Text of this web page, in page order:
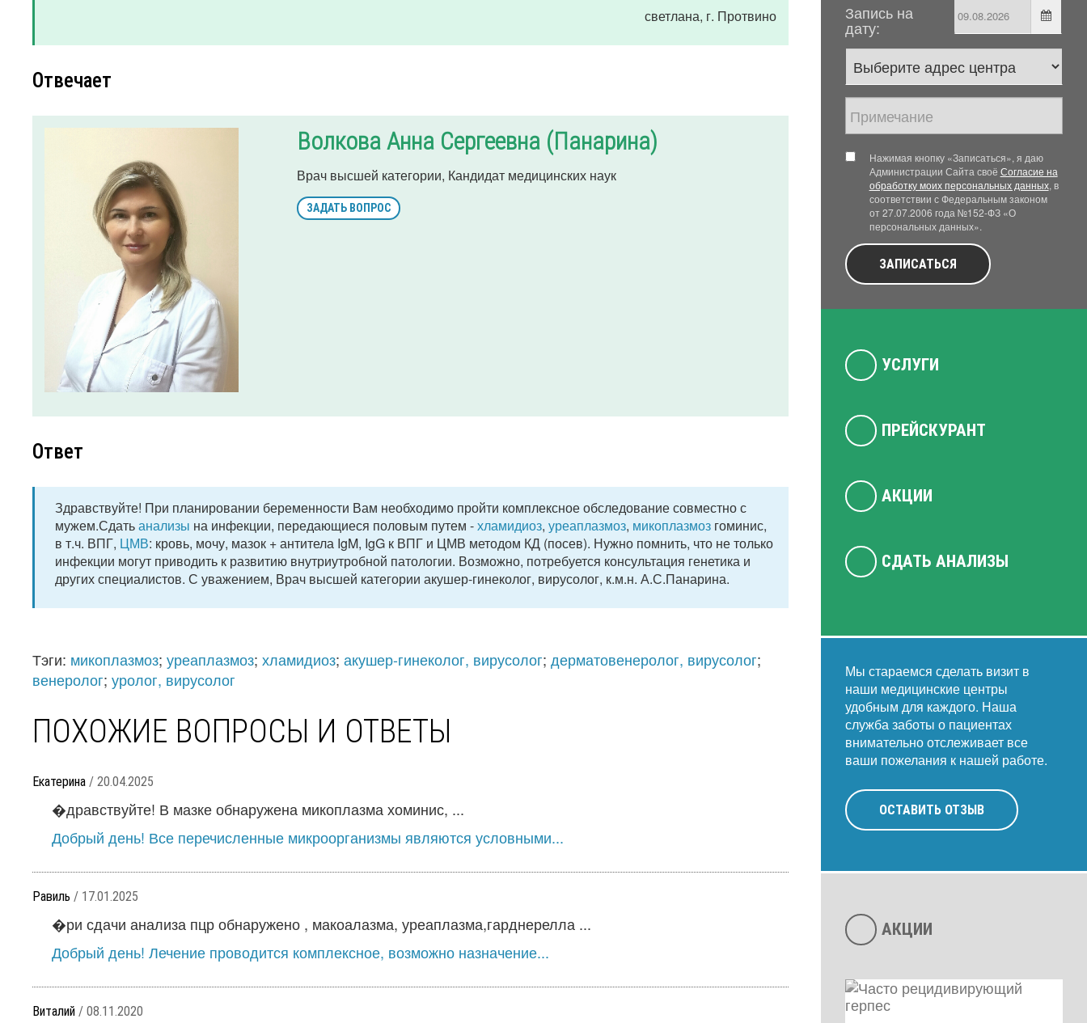
светлана, г. Протвино
Отвечает
Волкова Анна Сергеевна (Панарина)
Врач высшей категории, Кандидат медицинских наук
ЗАДАТЬ ВОПРОС
Ответ
Здравствуйте! При планировании беременности Вам необходимо пройти комплексное обследование совместно с
мужем.Сдатьанализы на инфекции, передающиеся половым путем -хламидиоз, уреаплазмоз, микоплазмоз гоминис,
в т.ч. ВПГ, ЦМВ: кровь, мочу, мазок + антитела IgM, IgG к ВПГ и ЦМВ методом КД (посев). Нужно помнить, что не только
инфекции могут приводить к развитию внутриутробной патологии. Возможно, потребуется консультация генетика и
других специалистов. С уважением, Врач высшей категории акушер-гинеколог, вирусолог, к.м.н. А.С.Панарина.
Тэги: микоплазмоз; уреаплазмоз; хламидиоз; акушер-гинеколог, вирусолог; дерматовенеролог, вирусолог;
венеролог; уролог, вирусолог
ПОХОЖИЕ ВОПРОСЫ И ОТВЕТЫ
Екатерина / 20.04.2025
�дравствуйте! В мазке обнаружена микоплазма хоминис, ...
Добрый день! Все перечисленные микроорганизмы являются условными...
Равиль / 17.01.2025
�ри сдачи анализа пцр обнаружено , макоалазма, уреаплазма,гарднерелла ...
Добрый день! Лечение проводится комплексное, возможно назначение...
Виталий / 08.11.2020
Запись на
дату:
Нажимая кнопку «Записаться», я даю
Администрации Сайта своё Согласие на
обработку моих персональных данных, в
соответствии с Федеральным законом
от 27.07.2006 года №152-ФЗ «О
персональных данных».
ЗАПИСАТЬСЯ
УСЛУГИ
ПРЕЙСКУРАНТ
АКЦИИ
СДАТЬ АНАЛИЗЫ
Мы стараемся сделать визит в
наши медицинские центры
удобным для каждого. Наша
служба заботы о пациентах
внимательно отслеживает все
ваши пожелания к нашей работе.
ОСТАВИТЬ ОТЗЫВ
АКЦИИ